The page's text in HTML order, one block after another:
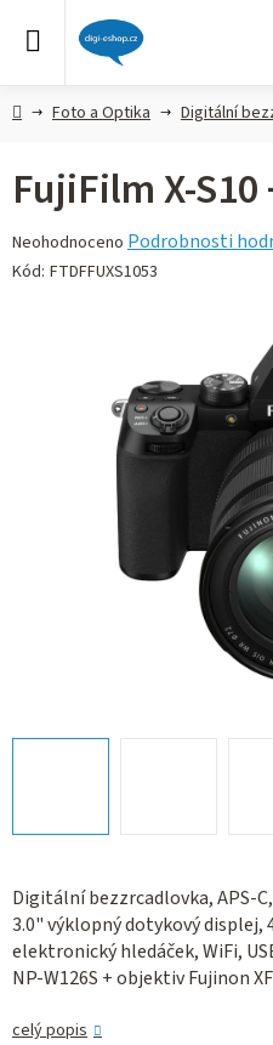
DomůFoto a Optika Digitální
Digitální bezzrcadlovka, APS-
3.0" výklopný dotykový displej,
elektronický hledáček, WiFi,
NP-W126S + objektiv Fujinon
celý popis
FujiFilm X-S10
Průměrné
hodnocení
Neohodnoceno Podrobnosti
Kód: FTDFFUXS1053